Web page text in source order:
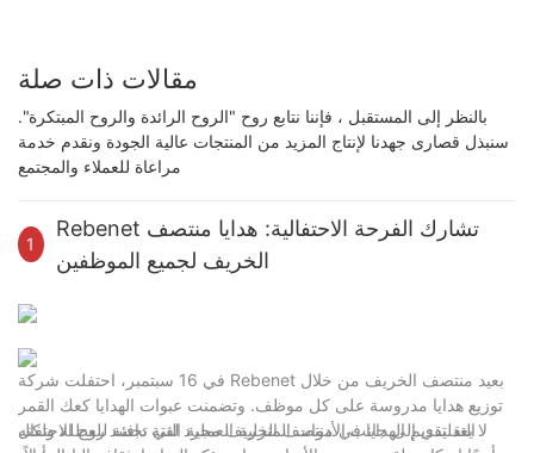
مقالات ذات صلة
بالنظر إلى المستقبل ، فإننا نتابع روح "الروح الرائدة والروح المبتكرة".
سنبذل قصارى جهدنا لإنتاج المزيد من المنتجات عالية الجودة ونقدم خدمة
مراعاة للعملاء والمجتمع
1
Rebenet تشارك الفرحة الاحتفالية: هدايا منتصف
الخريف لجميع الموظفين
في 16 سبتمبر، احتفلت شركة Rebenet بعيد منتصف الخريف من خلال
توزيع هدايا مدروسة على كل موظف. وتضمنت عبوات الهدايا كعك القمر
التقليدي إلى جانب الأدوات المنزلية العملية التي تجسد روح الاحتفال
لا يعد تقديم الهدايا في منتصف الخريف مجرد لفتة دافئة للعطلة ولكنه